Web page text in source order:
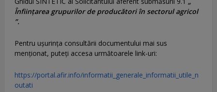
Înființarea grupurilor de producători în sectorul agricol
”.
Pentru uşurinţa consultării documentului mai sus
menţionat, puteţi accesa următoarele link-uri:
https://portal.afir.info/informatii_generale_informatii_utile_n
outati